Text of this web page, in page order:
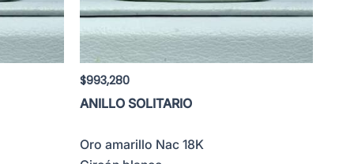
$993,280
ANILLO SOLITARIO
Oro amarillo Nac 18K